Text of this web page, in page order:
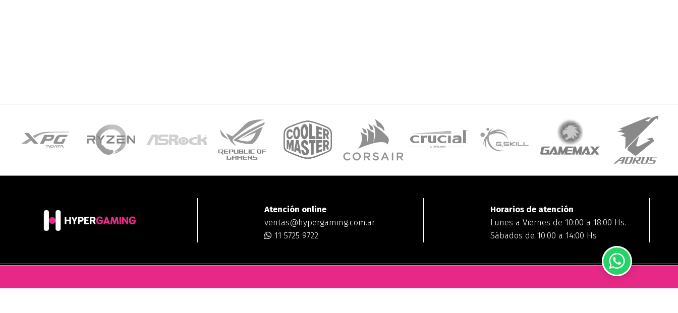
Atención online
ventas@hypergaming.com.ar
11 5725 9722
Horarios de atención
Lunes a Viernes de 10:00 a 18:00 Hs.
Sábados de 10:00 a 14:00 Hs